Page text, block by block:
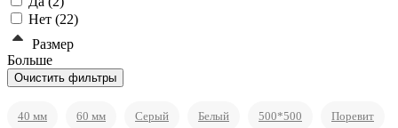
Нет (22)
Размер
Больше
40 мм 60 мм Серый Белый 500*500 Поревит